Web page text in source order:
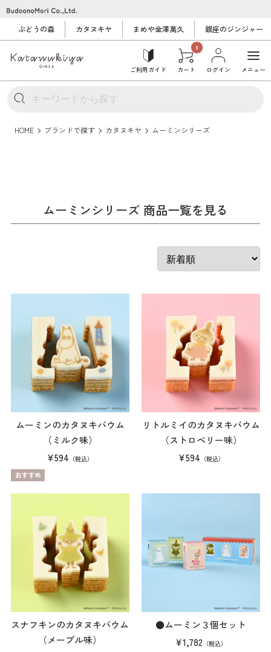
ぶどうの森 カタヌキヤ まめや金澤萬久 銀座のジンジャー
ご利用ガイド
0
カート ログイン メニュー
HOME ブランドで探す カタヌキヤ ムーミンシリーズ
ムーミンシリーズ 商品一覧を見る
ムーミンのカタヌキバウム
（ミルク味）
¥594 （税込）
リトルミイのカタヌキバウム
（ストロベリー味）
¥594 （税込）
スナフキンのカタヌキバウム
（メープル味）
●ムーミン３個セット
¥1,782 （税込）